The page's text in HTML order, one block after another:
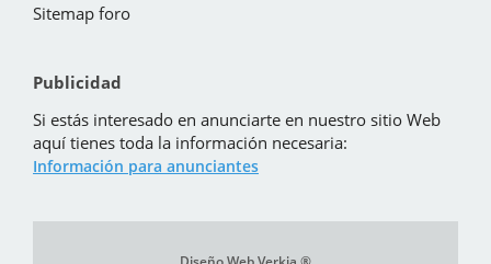
Sitemap foro
Publicidad
Si estás interesado en anunciarte en nuestro sitio Web
aquí tienes toda la información necesaria:
Información para anunciantes